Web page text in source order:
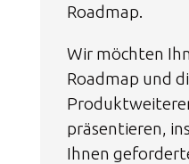
Roadmap.
Wir möchten
Roadmap und
präsentieren,
Ihnen